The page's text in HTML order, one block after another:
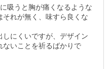
吸うと胸が痛くなるような
れが無く、味すら良くな
にくいですが、デザイン
ないことを祈るばかりで